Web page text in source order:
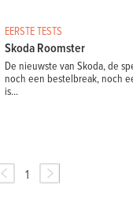
EERSTE TESTS
Skoda Roomster
De nieuwste van Skoda, de
noch een bestelbreak, noch
is...
1